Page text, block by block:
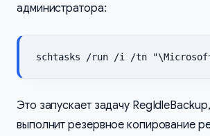
администратора:
schtasks /run /i /tn
Это запускает задачу
выполнит резервное копирование